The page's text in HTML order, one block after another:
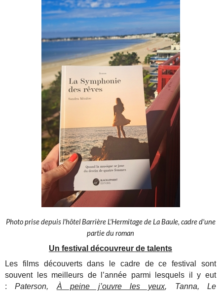
Photo prise depuis l'hôtel Barrière L'Hermitage de La Baule, cadre d'une
partie du roman
Un festival découvreur de talents
Les films découverts dans le cadre de ce festival sont
souvent les meilleurs de l’année parmi lesquels il y eut
:Paterson, À peine j’ouvre les yeux, Tanna, Le